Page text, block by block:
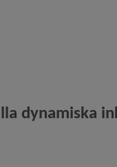
kommunen
med social hänsyn
dynamiska